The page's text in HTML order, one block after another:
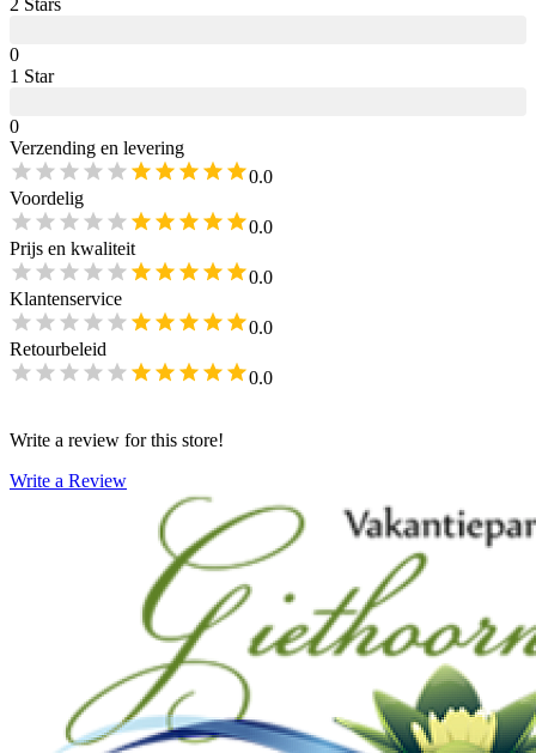
2 Stars
0
1 Star
0
Verzending en levering
0.0
Voordelig
0.0
Prijs en kwaliteit
0.0
Klantenservice
0.0
Retourbeleid
0.0
Write a review for this store!
Write a Review